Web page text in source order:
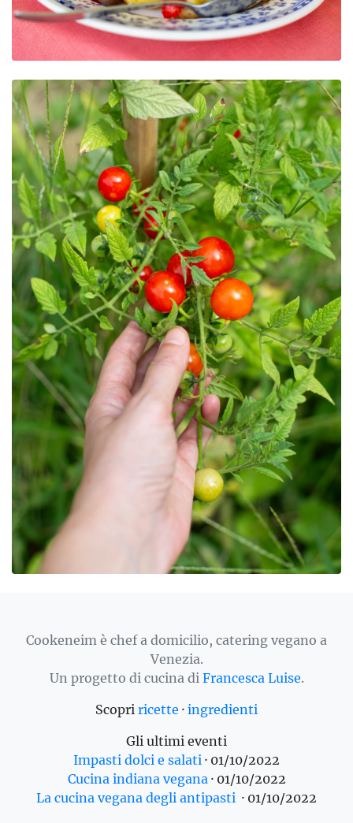
Cookeneim è chef a domicilio, catering vegano a
Venezia.
Un progetto di cucina di Francesca Luise.
Scopri ricette · ingredienti
Gli ultimi eventi
Impasti dolci e salati · 01/10/2022
Cucina indiana vegana · 01/10/2022
La cucina vegana degli antipasti · 01/10/2022